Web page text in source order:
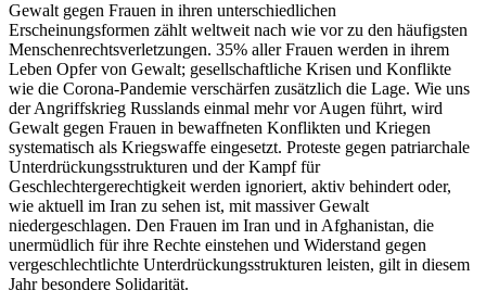
Gewalt gegen Frauen in ihren unterschiedlichen
Erscheinungsformen zählt weltweit nach wie vor zu den häufigsten
Menschenrechtsverletzungen. 35% aller Frauen werden in ihrem
Leben Opfer von Gewalt; gesellschaftliche Krisen und Konflikte
wie die Corona-Pandemie verschärfen zusätzlich die Lage. Wie uns
der Angriffskrieg Russlands einmal mehr vor Augen führt, wird
Gewalt gegen Frauen in bewaffneten Konflikten und Kriegen
systematisch als Kriegswaffe eingesetzt. Proteste gegen patriarchale
Unterdrückungsstrukturen und der Kampf für
Geschlechtergerechtigkeit werden ignoriert, aktiv behindert oder,
wie aktuell im Iran zu sehen ist, mit massiver Gewalt
niedergeschlagen. Den Frauen im Iran und in Afghanistan, die
unermüdlich für ihre Rechte einstehen und Widerstand gegen
vergeschlechtlichte Unterdrückungsstrukturen leisten, gilt in diesem
Jahr besondere Solidarität.